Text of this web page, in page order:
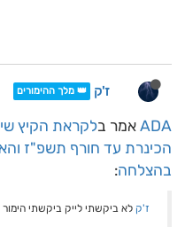
ז'ק 👑 מלך ההימורים
ADA אמר בלקראת הקיץ
הכינרת עד חורף תשפ"ז
בהצלחה:
ז'ק לא ביקשתי לייק ביקשתי הימור